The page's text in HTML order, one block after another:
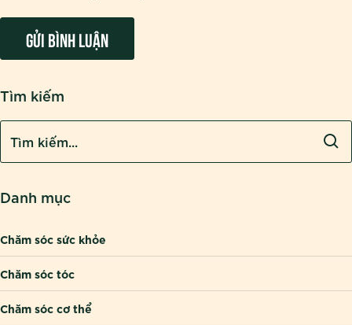
Tìm kiếm
Danh mục
Chăm sóc sức khỏe
Chăm sóc tóc
Chăm sóc cơ thể